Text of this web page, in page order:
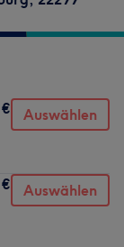
Auswählen
Auswählen